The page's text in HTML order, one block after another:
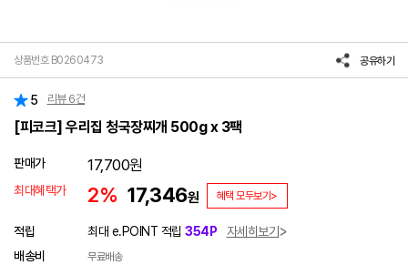
상품번호 B0260473 공유하기
5 리뷰 6건
[피코크] 우리집 청국장찌개 500g x 3팩
판매가 17,700원
최대혜택가 2% 17,346원 혜택 모두보기>
적립 최대 e.POINT 적립 354P
자세히보기
배송비
무료배송